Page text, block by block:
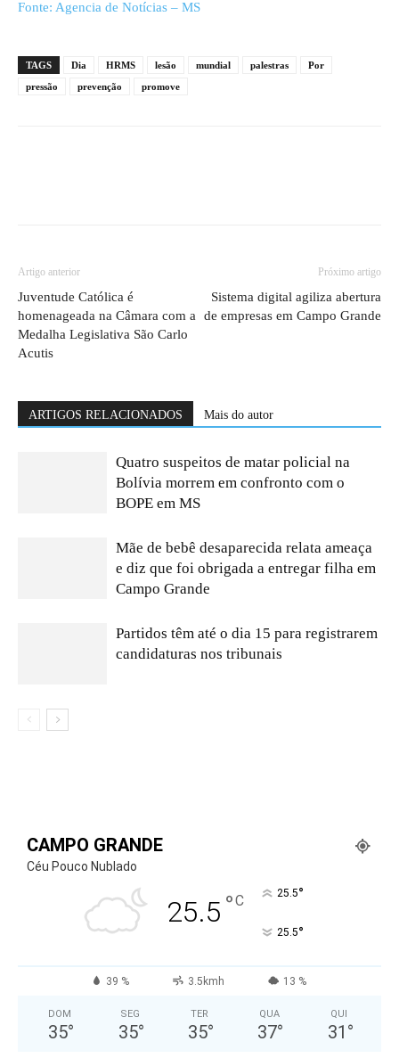
Fonte: Agencia de Notícias – MS
TAGS Dia HRMS lesão mundial palestras
Por
pressão
prevenção promove
Artigo anterior
Juventude Católica é
homenageada na Câmara com a
Medalha Legislativa São Carlo
Acutis
Próximo artigo
Sistema digital agiliza abertura
de empresas em Campo Grande
ARTIGOS RELACIONADOS Mais do autor
Quatro suspeitos de matar policial na
Bolívia morrem em confronto com o
BOPE em MS
Mãe de bebê desaparecida relata ameaça
e diz que foi obrigada a entregar filha em
Campo Grande
Partidos têm até o dia 15 para registrarem
candidaturas nos tribunais
CAMPO GRANDE
Céu Pouco Nublado
25.5 °C 25.5°
25.5°
39 % 3.5kmh 13 %
DOM
35°
SEG
35°
TER
35°
QUA
37°
QUI
31 °